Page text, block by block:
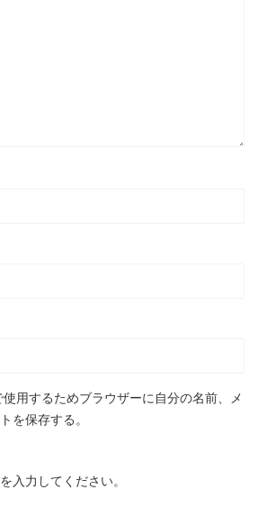
用するためブラウザーに自分の名前、メ
を保存する。
入力してください。